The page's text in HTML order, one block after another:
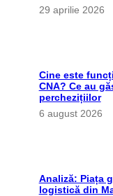
29 aprilie 2026
Cine este
CNA? Ce au
perchezițiilor
6 august 2026
Analiză: Piața
logistică din